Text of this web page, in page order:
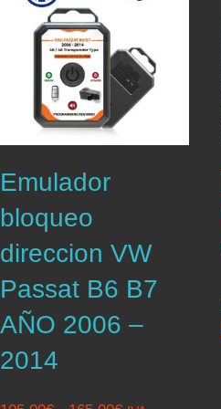
Emulador
bloqueo
direccion VW
Passat B6 B7
AÑO 2006 –
2014